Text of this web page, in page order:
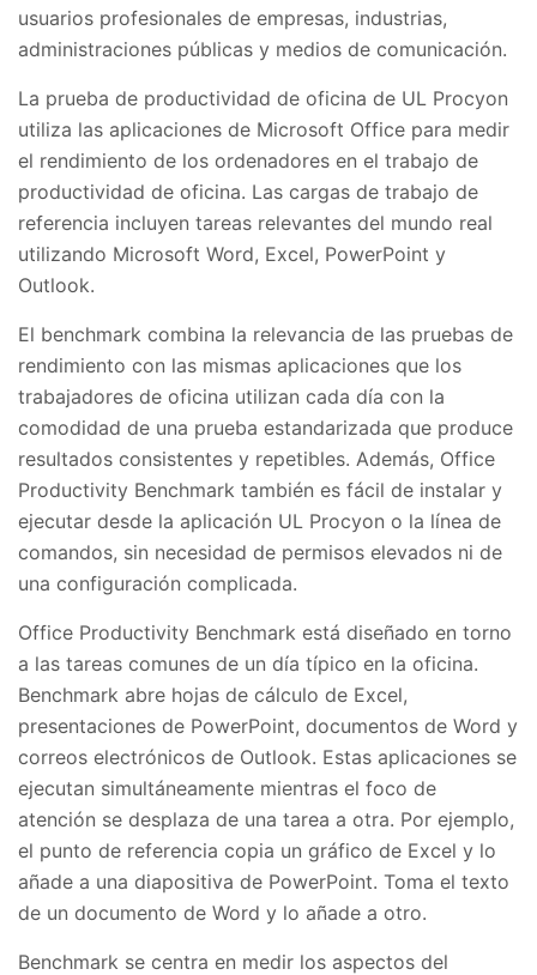
usuarios profesionales de empresas, industrias,
administraciones públicas y medios de comunicación.
La prueba de productividad de oficina de UL Procyon
utiliza las aplicaciones de Microsoft Office para medir
el rendimiento de los ordenadores en el trabajo de
productividad de oficina. Las cargas de trabajo de
referencia incluyen tareas relevantes del mundo real
utilizando Microsoft Word, Excel, PowerPoint y
Outlook.
El benchmark combina la relevancia de las pruebas de
rendimiento con las mismas aplicaciones que los
trabajadores de oficina utilizan cada día con la
comodidad de una prueba estandarizada que produce
resultados consistentes y repetibles. Además, Office
Productivity Benchmark también es fácil de instalar y
ejecutar desde la aplicación UL Procyon o la línea de
comandos, sin necesidad de permisos elevados ni de
una configuración complicada.
Office Productivity Benchmark está diseñado en torno
a las tareas comunes de un día típico en la oficina.
Benchmark abre hojas de cálculo de Excel,
presentaciones de PowerPoint, documentos de Word y
correos electrónicos de Outlook. Estas aplicaciones se
ejecutan simultáneamente mientras el foco de
atención se desplaza de una tarea a otra. Por ejemplo,
el punto de referencia copia un gráfico de Excel y lo
añade a una diapositiva de PowerPoint. Toma el texto
de un documento de Word y lo añade a otro.
Benchmark se centra en medir los aspectos del